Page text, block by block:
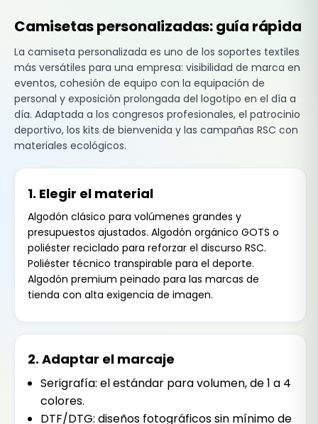
Camisetas personalizadas: guía rápida
La camiseta personalizada es uno de los soportes textiles
más versátiles para una empresa: visibilidad de marca en
eventos, cohesión de equipo con la equipación de
personal y exposición prolongada del logotipo en el día a
día. Adaptada a los congresos profesionales, el patrocinio
deportivo, los kits de bienvenida y las campañas RSC con
materiales ecológicos.
1. Elegir el material
Algodón clásico para volúmenes grandes y
presupuestos ajustados. Algodón orgánico GOTS o
poliéster reciclado para reforzar el discurso RSC.
Poliéster técnico transpirable para el deporte.
Algodón premium peinado para las marcas de
tienda con alta exigencia de imagen.
2. Adaptar el marcaje
Serigrafía: el estándar para volumen, de 1 a 4
colores.
DTF/DTG: diseños fotográficos sin mínimo de